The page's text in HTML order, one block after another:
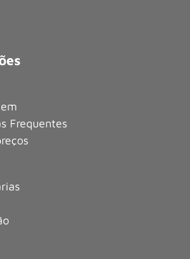
Frequentes